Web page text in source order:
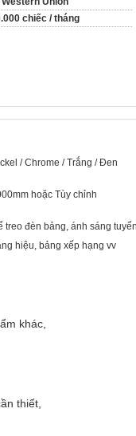
chiếc / tháng
/ Chrome / Trắng / Đen
hoặc Tùy chỉnh
treo đèn bảng, ánh sáng
hiệu, bảng xếp hạng vv
khác,
thiết,